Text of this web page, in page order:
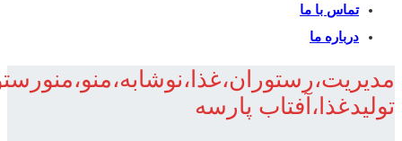
تماس با ما
درباره ما
تولیدغذا،آفتاب پارسه